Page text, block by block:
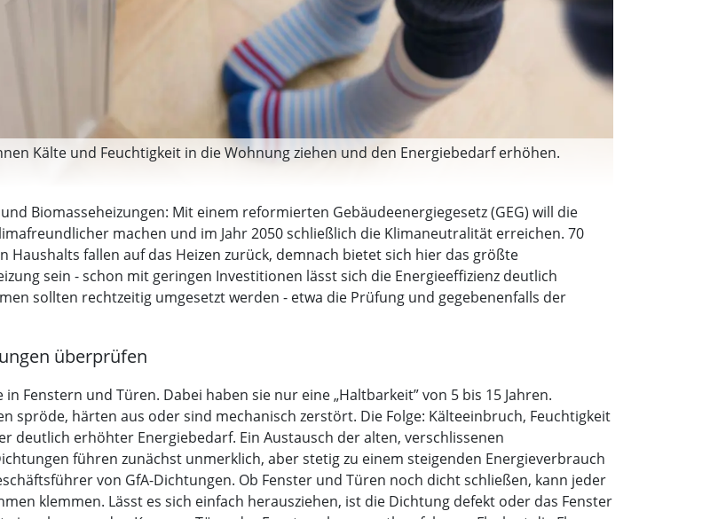
Kälte und Feuchtigkeit in die Wohnung ziehen und den Energiebedarf erhöhen.
Biomasseheizungen: Mit einem reformierten Gebäudeenergiegesetz (GEG) will die
machen und im Jahr 2050 schließlich die Klimaneutralität erreichen. 70
fallen auf das Heizen zurück, demnach bietet sich hier das größte
sein - schon mit geringen Investitionen lässt sich die Energieeffizienz deutlich
sollten rechtzeitig umgesetzt werden - etwa die Prüfung und gegebenenfalls der
überprüfen
Fenstern und Türen. Dabei haben sie nur eine „Haltbarkeit” von 5 bis 15 Jahren.
spröde, härten aus oder sind mechanisch zerstört. Die Folge: Kälteeinbruch, Feuchtigkeit
deutlich erhöhter Energiebedarf. Ein Austausch der alten, verschlissenen
führen zunächst unmerklich, aber stetig zu einem steigenden Energieverbrauch
von GfA-Dichtungen. Ob Fenster und Türen noch dicht schließen, kann jeder
klemmen. Lässt es sich einfach herausziehen, ist die Dichtung defekt oder das Fenster